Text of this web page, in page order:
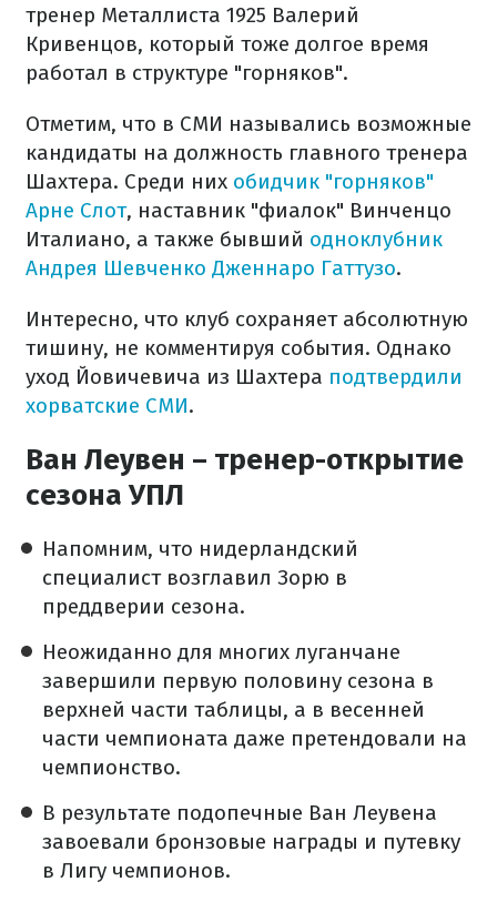
тренер Металлиста 1925 Валерий
Кривенцов, который тоже долгое время
работал в структуре "горняков".
Отметим, что в СМИ назывались возможные
кандидаты на должность главного тренера
Шахтера. Среди них обидчик "горняков"
Арне Слот, наставник "фиалок" Винченцо
Италиано, а также бывший одноклубник
Андрея Шевченко Дженнаро Гаттузо.
Интересно, что клуб сохраняет абсолютную
тишину, не комментируя события. Однако
уход Йовичевича из Шахтера подтвердили
хорватские СМИ.
Ван Леувен – тренер-открытие
сезона УПЛ
Напомним, что нидерландский
специалист возглавил Зорю в
преддверии сезона.
Неожиданно для многих луганчане
завершили первую половину сезона в
верхней части таблицы, а в весенней
части чемпионата даже претендовали на
чемпионство.
В результате подопечные Ван Леувена
завоевали бронзовые награды и путевку
в Лигу чемпионов.